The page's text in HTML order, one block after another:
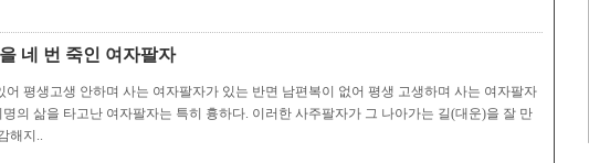
네 번 죽인 여자팔자
어 평생고생 안하며 사는 여자팔자가 있는 반면 남편복이 없어 평생 고생하며 사는 여자팔자
의 삶을 타고난 여자팔자는 특히 흉하다. 이러한 사주팔자가 그 나아가는 길(대운)을 잘 만
해지..